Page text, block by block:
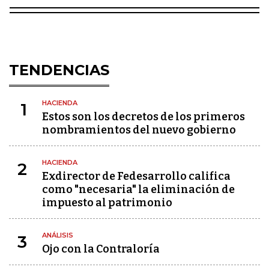
TENDENCIAS
1 HACIENDA
Estos son los decretos de los primeros
nombramientos del nuevo gobierno
2 HACIENDA
Exdirector de Fedesarrollo califica
como "necesaria" la eliminación de
impuesto al patrimonio
3 ANÁLISIS
Ojo con la Contraloría